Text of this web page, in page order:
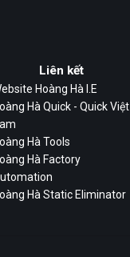
Liên kết
Hoàng Hà I.E
Hà Quick - Quick Việt
Hà Tools
Hà Factory
Hà Static Eliminator